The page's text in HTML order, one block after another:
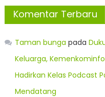
Komentar Terbaru
Taman bunga pada
Keluarga,
Hadirkan Kelas Podcast
Mendatang